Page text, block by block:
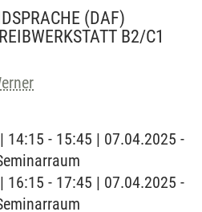
(DAF)
B2/C1
- 15:45 | 07.04.2025 -
- 17:45 | 07.04.2025 -